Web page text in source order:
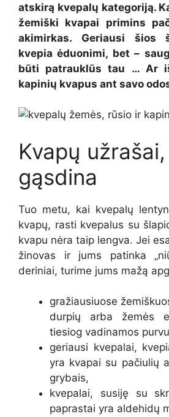
atskirą kvepalų kategoriją.
žemiški kvapai primins
akimirkas. Geriausi šios
kvepia ėduonimi, bet –
būti patrauklūs tau … Ar
kapinių kvapus ant savo
Kvapų
gąsdina
Tuo metu, kai kvepalų
kvapų, rasti kvepalus su
kvapu nėra taip lengva. Jei
žinovas ir jums patinka
deriniai, turime jums mažą
gražiausiuose
durpių arba žemės
tiesiog vadinamos
geriausi kvepalai,
yra kvapai su pačiulių
grybais,
kvepalai, susiję su
paprastai yra aldehidų